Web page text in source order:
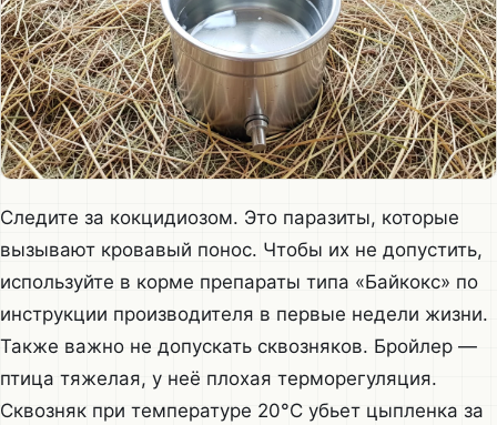
Следите за кокцидиозом. Это паразиты, которые
вызывают кровавый понос. Чтобы их не допустить,
используйте в корме препараты типа «Байкокс» по
инструкции производителя в первые недели жизни.
Также важно не допускать сквозняков. Бройлер —
птица тяжелая, у неё плохая терморегуляция.
Сквозняк при температуре 20°C убьет цыпленка за